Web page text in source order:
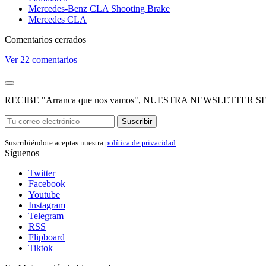
Mercedes-Benz CLA Shooting Brake
Mercedes CLA
Comentarios cerrados
Ver 22 comentarios
RECIBE "Arranca que nos vamos", NUESTRA NEWSLETTER
Suscribir
Suscribiéndote aceptas nuestra política de privacidad
Síguenos
Twitter
Facebook
Youtube
Instagram
Telegram
RSS
Flipboard
Tiktok